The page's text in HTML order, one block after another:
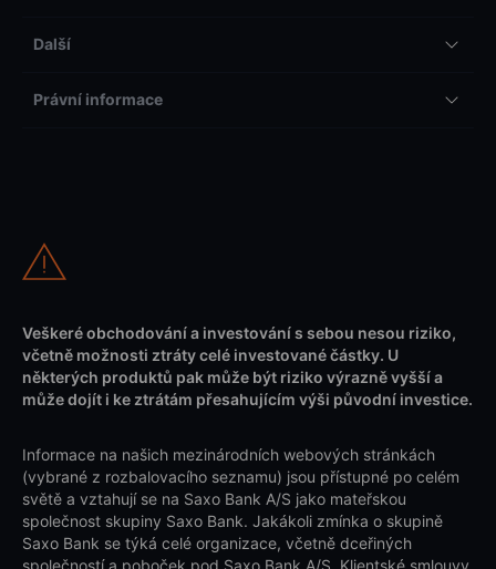
Další
Právní informace
Veškeré obchodování a investování s sebou nesou riziko,
včetně možnosti ztráty celé investované částky. U
některých produktů pak může být riziko výrazně vyšší a
může dojít i ke ztrátám přesahujícím výši původní investice.
Informace na našich mezinárodních webových stránkách
(vybrané z rozbalovacího seznamu) jsou přístupné po celém
světě a vztahují se na Saxo Bank A/S jako mateřskou
společnost skupiny Saxo Bank. Jakákoli zmínka o skupině
Saxo Bank se týká celé organizace, včetně dceřiných